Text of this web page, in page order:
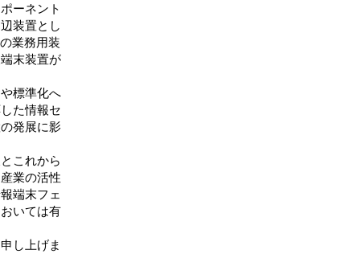
ーネント
装置とし
業務用装
末装置が
標準化へ
た情報セ
発展に影
これから
業の活性
端末フェ
いては有
し上げま